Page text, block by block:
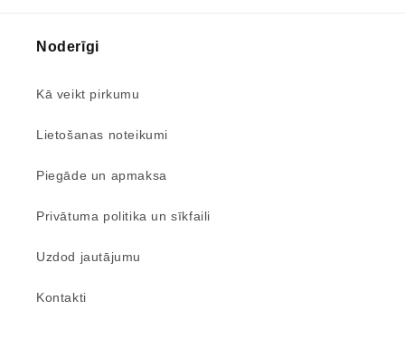
Noderīgi
Kā veikt pirkumu
Lietošanas noteikumi
Piegāde un apmaksa
Privātuma politika un sīkfaili
Uzdod jautājumu
Kontakti